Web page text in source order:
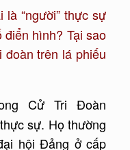
“người” thực sự
hình? Tại sao
trên lá phiếu
Cử Tri Đoàn
sự. Họ thường
hội Đảng ở cấp